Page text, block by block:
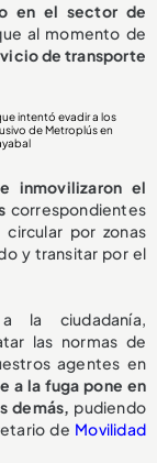
en el sector de
al momento de
de transporte
intentó evadir a los
de Metroplús en
inmovilizaron el
correspondientes
por zonas
y transitar por el
la ciudadanía,
las normas de
agentes en
a la fuga pone en
demás, pudiendo
de Movilidad